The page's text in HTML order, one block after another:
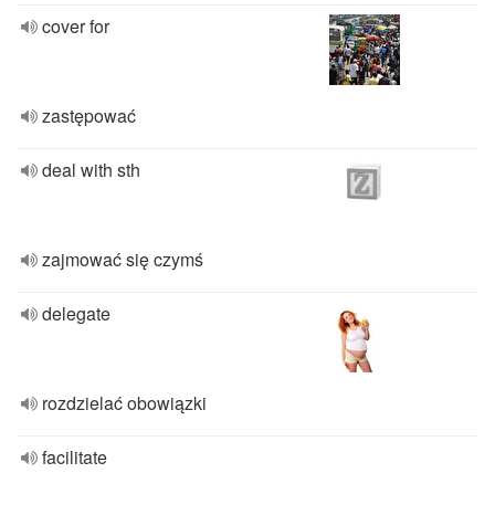
cover for
zastępować
deal with sth
zajmować się czymś
delegate
rozdzielać obowiązki
facilitate